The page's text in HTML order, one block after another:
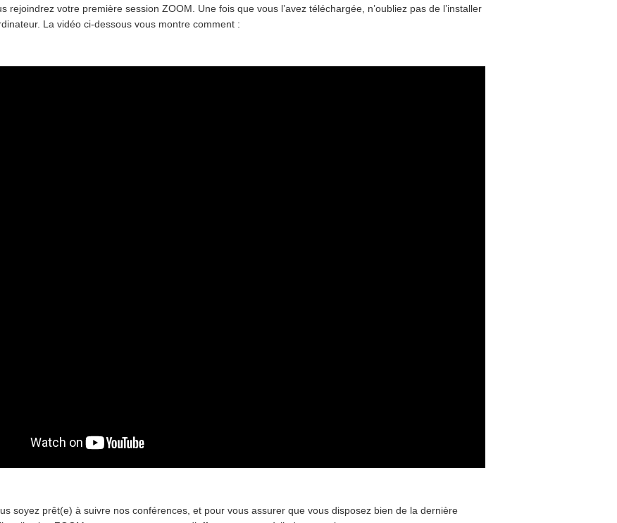
rejoindrez votre première session ZOOM. Une fois que vous l’avez téléchargée, n’oubliez pas de l’installer
La vidéo ci-dessous vous montre comment :
soyez prêt(e) à suivre nos conférences, et pour vous assurer que vous disposez bien de la dernière